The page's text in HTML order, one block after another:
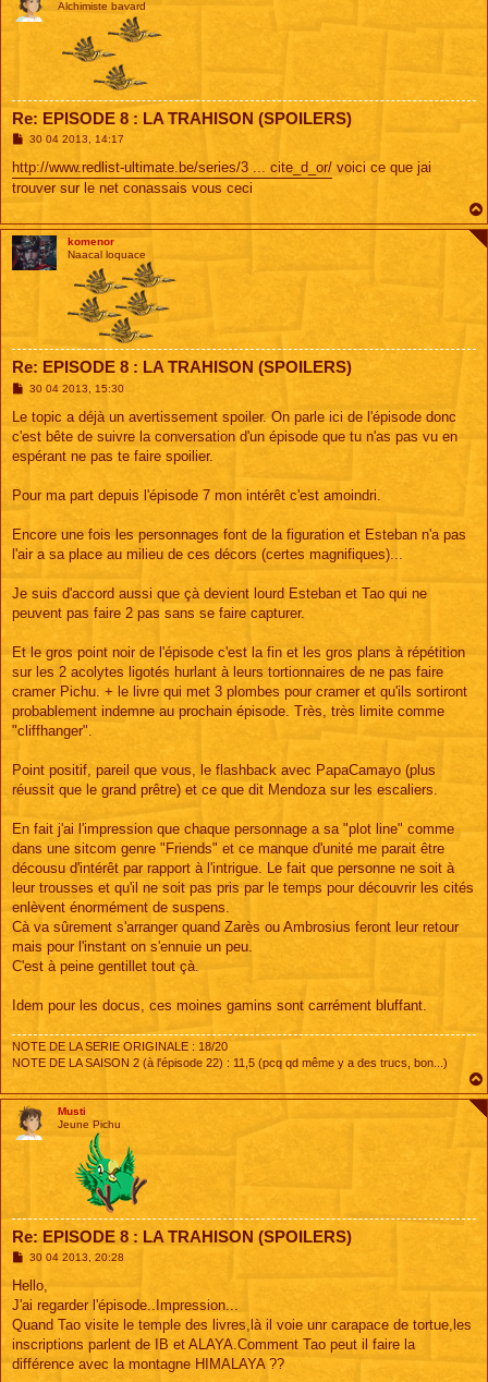
Alchimiste bavard
Re: EPISODE 8 : LA TRAHISON (SPOILERS)
M
s
s
a
30 04 2013, 14:17
http://www.redlist-ultimate.be/series/3 ... cite_d_or/ voici ce que jai
trouver sur le net conassais vous ceci
komenor
Naacal loquace
Re: EPISODE 8 : LA TRAHISON (SPOILERS)
M
s
a
g
e
30 04 2013, 15:30
Le topic a déjà un avertissement spoiler. On parle ici de l'épisode donc
c'est bête de suivre la conversation d'un épisode que tu n'as pas vu en
espérant ne pas te faire spoilier.
Pour ma part depuis l'épisode 7 mon intérêt c'est amoindri.
Encore une fois les personnages font de la figuration et Esteban n'a pas
l'air a sa place au milieu de ces décors (certes magnifiques)...
Je suis d'accord aussi que çà devient lourd Esteban et Tao qui ne
peuvent pas faire 2 pas sans se faire capturer.
Et le gros point noir de l'épisode c'est la fin et les gros plans à répétition
sur les 2 acolytes ligotés hurlant à leurs tortionnaires de ne pas faire
cramer Pichu. + le livre qui met 3 plombes pour cramer et qu'ils sortiront
probablement indemne au prochain épisode. Très, très limite comme
"cliffhanger".
Point positif, pareil que vous, le flashback avec PapaCamayo (plus
réussit que le grand prêtre) et ce que dit Mendoza sur les escaliers.
En fait j'ai l'impression que chaque personnage a sa "plot line" comme
dans une sitcom genre "Friends" et ce manque d'unité me parait être
décousu d'intérêt par rapport à l'intrigue. Le fait que personne ne soit à
leur trousses et qu'il ne soit pas pris par le temps pour découvrir les cités
enlèvent énormément de suspens.
Cà va sûrement s'arranger quand Zarès ou Ambrosius feront leur retour
mais pour l'instant on s'ennuie un peu.
C'est à peine gentillet tout çà.
Idem pour les docus, ces moines gamins sont carrément bluffant.
NOTE DE LA SERIE ORIGINALE : 18/20
NOTE DE LA SAISON 2 (à l'épisode 22) : 11,5 (pcq qd même y a des trucs, bon...)
Musti
Jeune Pichu
Re: EPISODE 8 : LA TRAHISON (SPOILERS)
M
s
a
g
30 04 2013, 20:28
Hello,
J'ai regarder l'épisode..Impression...
Quand Tao visite le temple des livres,là il voie unr carapace de tortue,les
inscriptions parlent de IB et ALAYA.Comment Tao peut il faire la
différence avec la montagne HIMALAYA ??